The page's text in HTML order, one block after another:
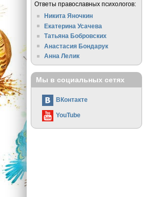
Ответы православных психологов:
Никита Яночкин
Екатерина Усачева
Татьяна Бобровских
Анастасия Бондарук
Анна Лелик
Мы в социальных сетях
ВКонтакте
YouTube